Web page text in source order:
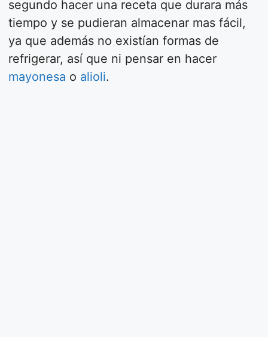
segundo hacer una receta que durara más
tiempo y se pudieran almacenar mas fácil,
ya que además no existían formas de
refrigerar, así que ni pensar en hacer
mayonesa o alioli.